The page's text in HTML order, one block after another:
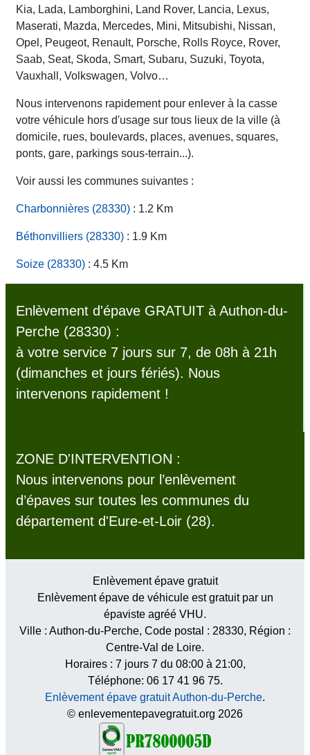
Kia, Lada, Lamborghini, Land Rover, Lancia, Lexus,
Maserati, Mazda, Mercedes, Mini, Mitsubishi, Nissan,
Opel, Peugeot, Renault, Porsche, Rolls Royce, Rover,
Saab, Seat, Skoda, Smart, Subaru, Suzuki, Toyota,
Vauxhall, Volkswagen, Volvo…
Nous intervenons rapidement pour enlever à la casse
votre véhicule hors d'usage sur tous lieux de la ville (à
domicile, rues, boulevards, places, avenues, squares,
ponts, gare, parkings sous-terrain...).
Voir aussi les communes suivantes :
Charbonnières (28330) : 1.2 Km
Béthonvilliers (28330) : 1.9 Km
Soize (28330) : 4.5 Km
Enlèvement d'épave GRATUIT à Authon-du-
Perche (28330) :
à votre service 7 jours sur 7, de 08h à 21h
(dimanches et jours fériés). Nous
intervenons rapidement !
ZONE D'INTERVENTION :
Nous intervenons pour l’enlèvement
d’épaves sur toutes les communes du
département d'Eure-et-Loir (28).
Enlèvement épave gratuit
Enlèvement épave de véhicule est gratuit par un
épaviste agréé VHU.
Ville : Authon-du-Perche, Code postal : 28330, Région :
Centre-Val de Loire.
Horaires : 7 jours 7 du 08:00 à 21:00,
Téléphone: 06 17 41 96 75.
Enlèvement épave gratuit Authon-du-Perche.
© enlevementepavegratuit.org 2026